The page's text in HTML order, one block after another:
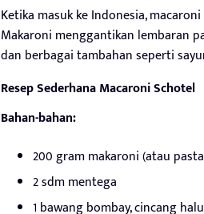
Ketika masuk ke Indonesia,
Makaroni menggantikan lembaran
dan berbagai tambahan seperti
Resep Sederhana Macaroni Schotel
Bahan-bahan:
200 gram makaroni (atau
2 sdm mentega
1 bawang bombay, cincang